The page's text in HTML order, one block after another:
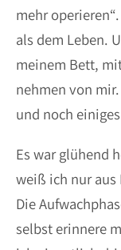
mehr
als dem Leben.
meinem Bett,
nehmen von
und noch
Es war glühend
weiß ich nur aus
Die
selbst erinnere